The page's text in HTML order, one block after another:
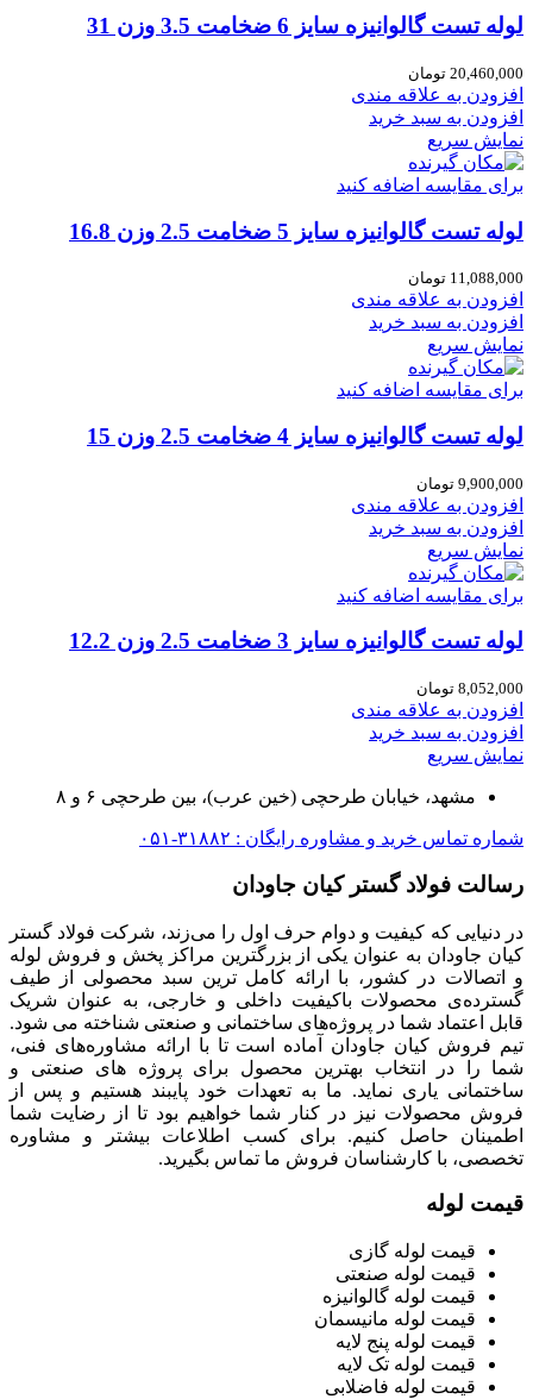
لوله تست گالوانیزه سایز 6 ضخامت 3.5 وزن 31
20,460,000 تومان
افزودن به علاقه مندی
افزودن به سبد خرید
نمایش سریع
برای مقایسه اضافه کنید
لوله تست گالوانیزه سایز 5 ضخامت 2.5 وزن 16.8
11,088,000 تومان
افزودن به علاقه مندی
افزودن به سبد خرید
نمایش سریع
برای مقایسه اضافه کنید
لوله تست گالوانیزه سایز 4 ضخامت 2.5 وزن 15
9,900,000 تومان
افزودن به علاقه مندی
افزودن به سبد خرید
نمایش سریع
برای مقایسه اضافه کنید
لوله تست گالوانیزه سایز 3 ضخامت 2.5 وزن 12.2
8,052,000 تومان
افزودن به علاقه مندی
افزودن به سبد خرید
نمایش سریع
مشهد، خیابان طرحچی (خین عرب)، بین طرحچی ۶ و ۸
شماره تماس خرید و مشاوره رایگان : ۳۱۸۸۲-۰۵۱
رسالت فولاد گستر کیان جاودان
در دنیایی که کیفیت و دوام حرف اول را می‌زند، شرکت فولاد گستر
کیان جاودان به عنوان یکی از بزرگترین مراکز پخش و فروش لوله
و اتصالات در کشور، با ارائه کامل ترین سبد محصولی از طیف
گسترده‌‌ی محصولات باکیفیت داخلی و خارجی، به عنوان شریک
قابل اعتماد شما در پروژه‌های ساختمانی و صنعتی شناخته می شود.
تیم فروش کیان جاودان آماده است تا با ارائه مشاوره‌های فنی،
شما را در انتخاب بهترین محصول برای پروژه های صنعتی و
ساختمانی یاری نماید. ما به تعهدات خود پایبند هستیم و پس از
فروش محصولات نیز در کنار شما خواهیم بود تا از رضایت شما
اطمینان حاصل کنیم. برای کسب اطلاعات بیشتر و مشاوره
تخصصی، با کارشناسان فروش ما تماس بگیرید.
قیمت لوله
قیمت لوله گازی
قیمت لوله صنعتی
قیمت لوله گالوانیزه
قیمت لوله مانیسمان
قیمت لوله پنج لایه
قیمت لوله تک لایه
قیمت لوله فاضلابی